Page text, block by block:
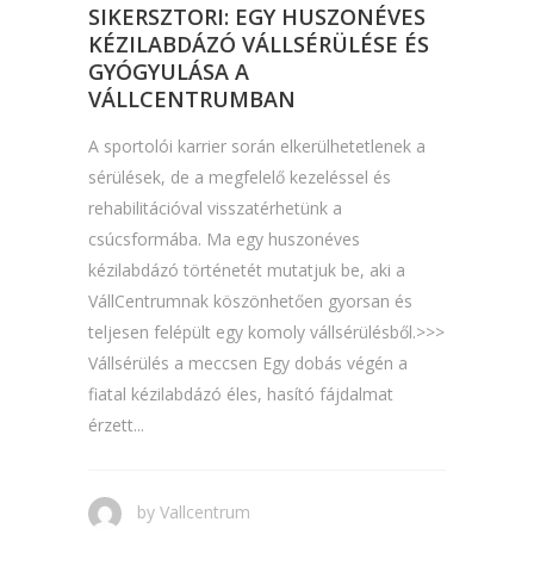
SIKERSZTORI: EGY HUSZONÉVES
KÉZILABDÁZÓ VÁLLSÉRÜLÉSE ÉS
GYÓGYULÁSA A
VÁLLCENTRUMBAN
A sportolói karrier során elkerülhetetlenek a
sérülések, de a megfelelő kezeléssel és
rehabilitációval visszatérhetünk a
csúcsformába. Ma egy huszonéves
kézilabdázó történetét mutatjuk be, aki a
VállCentrumnak köszönhetően gyorsan és
teljesen felépült egy komoly vállsérülésből.>>>
Vállsérülés a meccsen Egy dobás végén a
fiatal kézilabdázó éles, hasító fájdalmat
érzett...
by Vallcentrum